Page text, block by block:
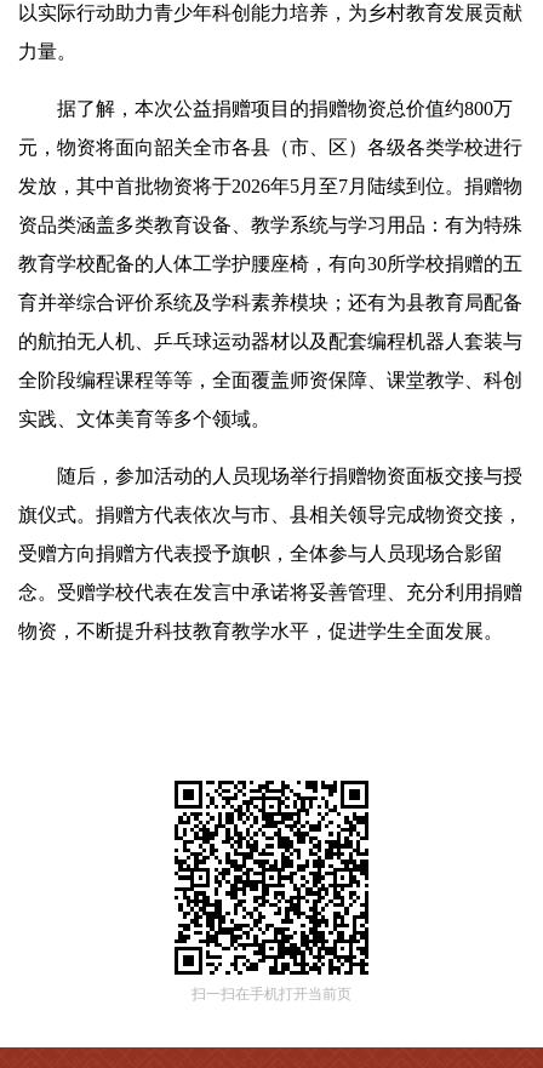
以实际行动助力青少年科创能力培养，为乡村教育发展贡献
力量。
据了解，本次公益捐赠项目的捐赠物资总价值约800万
元，物资将面向韶关全市各县（市、区）各级各类学校进行
发放，其中首批物资将于2026年5月至7月陆续到位。捐赠物
资品类涵盖多类教育设备、教学系统与学习用品：有为特殊
教育学校配备的人体工学护腰座椅，有向30所学校捐赠的五
育并举综合评价系统及学科素养模块；还有为县教育局配备
的航拍无人机、乒乓球运动器材以及配套编程机器人套装与
全阶段编程课程等等，全面覆盖师资保障、课堂教学、科创
实践、文体美育等多个领域。
随后，参加活动的人员现场举行捐赠物资面板交接与授
旗仪式。捐赠方代表依次与市、县相关领导完成物资交接，
受赠方向捐赠方代表授予旗帜，全体参与人员现场合影留
念。受赠学校代表在发言中承诺将妥善管理、充分利用捐赠
物资，不断提升科技教育教学水平，促进学生全面发展。
扫一扫在手机打开当前页